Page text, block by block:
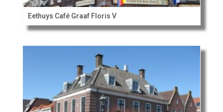
Eethuys Café Graaf Floris V